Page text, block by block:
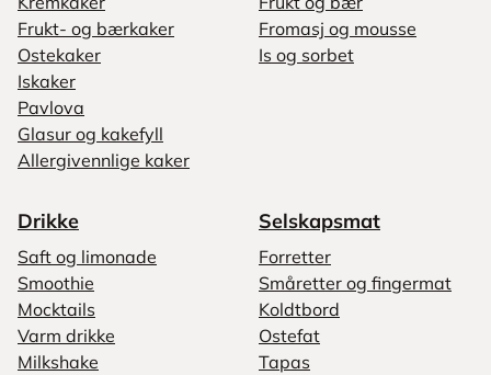
Frukt- og bærkaker
Ostekaker
Iskaker
Pavlova
Glasur og kakefyll
Allergivennlige kaker
Fromasj og mousse
Is og sorbet
Drikke
Saft og limonade
Smoothie
Mocktails
Varm drikke
Milkshake
Selskapsmat
Forretter
Småretter og fingermat
Koldtbord
Ostefat
Tapas